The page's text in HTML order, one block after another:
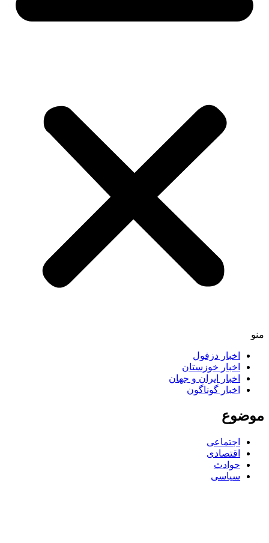
اخبار دزفول
اخبار خوزستان
اخبار ایران و جهان
اخبار گوناگون
اجتماعی
اقتصادی
حوادث
سیاسی